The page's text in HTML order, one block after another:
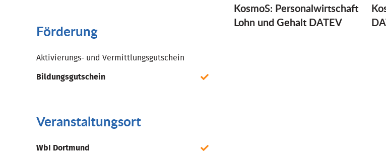
Förderung
Aktivierungs- und Vermittlungsgutschein
Bildungsgutschein
Veranstaltungsort
WbI Dortmund
KosmoS: Personalwirtschaft
Lohn und Gehalt DATEV